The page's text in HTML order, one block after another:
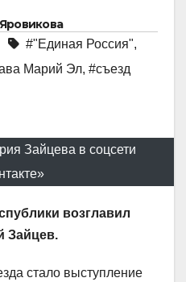
#"Единая Россия",
Марий Эл, #съезд
Зайцева в соцсети
возглавил
Зайцев.
стало выступление